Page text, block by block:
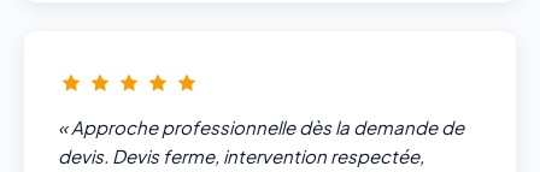
« Approche professionnelle dès la demande de
devis. Devis ferme, intervention respectée,